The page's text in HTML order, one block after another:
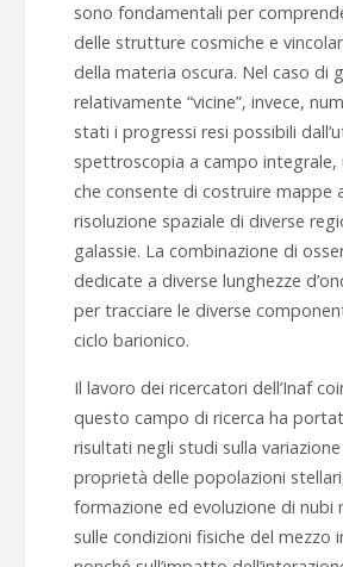
sono fondamentali per
delle strutture cosmiche e
della materia oscura. Nel caso di
relativamente “vicine”, invece,
stati i progressi resi possibili
spettroscopia a campo integrale,
che consente di costruire mappe
risoluzione spaziale di diverse
galassie. La combinazione di
dedicate a diverse lunghezze
per tracciare le diverse
ciclo barionico.
Il lavoro dei ricercatori dell’Inaf
questo campo di ricerca ha
risultati negli studi sulla
proprietà delle popolazioni
formazione ed evoluzione di nubi
sulle condizioni fisiche del mezzo